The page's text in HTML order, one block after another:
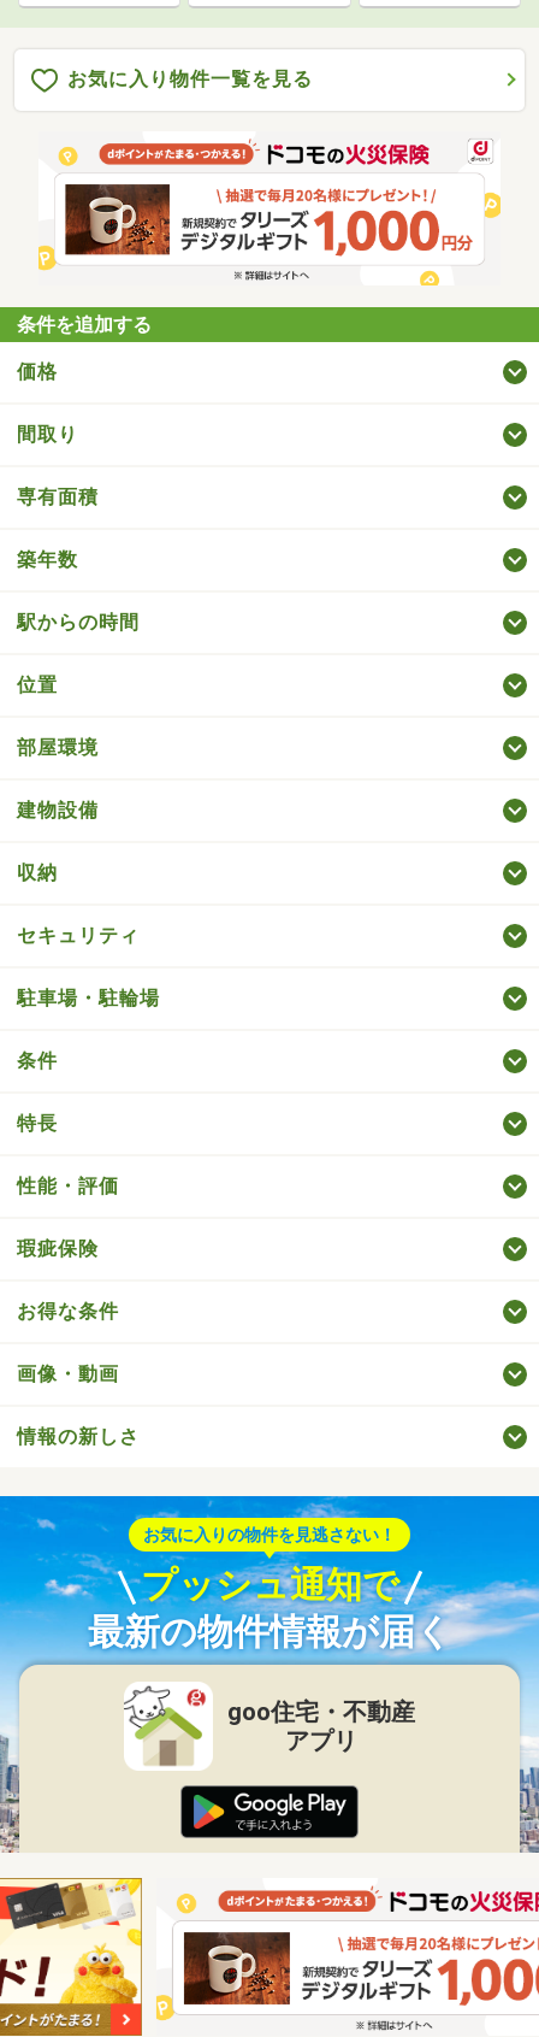
お気に入り物件一覧を見る
条件を追加する
価格
間取り
専有面積
築年数
駅からの時間
位置
部屋環境
建物設備
収納
セキュリティ
駐車場・駐輪場
条件
特長
性能・評価
瑕疵保険
お得な条件
画像・動画
情報の新しさ
お気に入りの物件を見逃さない！
プッシュ通知で
最新の物件情報が届く
goo住宅・不動産
アプリ